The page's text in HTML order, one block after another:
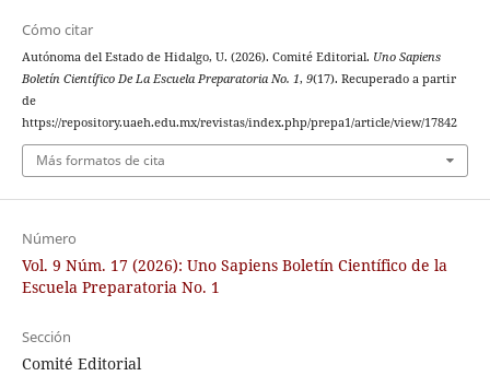
Cómo citar
Autónoma del Estado de Hidalgo, U. (2026). Comité Editorial. Uno Sapiens
Boletín Científico De La Escuela Preparatoria No. 1, 9(17). Recuperado a partir
de
https://repository.uaeh.edu.mx/revistas/index.php/prepa1/article/view/17842
Más formatos de cita
Número
Vol. 9 Núm. 17 (2026): Uno Sapiens Boletín Científico de la
Escuela Preparatoria No. 1
Sección
Comité Editorial